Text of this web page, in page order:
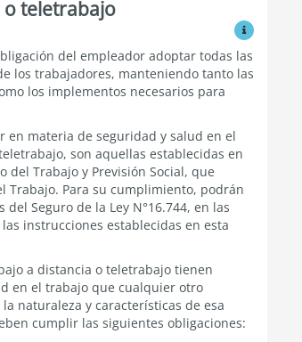
o teletrabajo
Ver
del empleador adoptar todas las
los trabajadores, manteniendo tanto las
los implementos necesarios para
en materia de seguridad y salud en el
son aquellas establecidas en
del Trabajo y Previsión Social, que
Trabajo. Para su cumplimiento, podrán
Seguro de la Ley N°16.744, en las
instrucciones establecidas en esta
a distancia o teletrabajo tienen
en el trabajo que cualquier otro
naturaleza y características de esa
cumplir las siguientes obligaciones: